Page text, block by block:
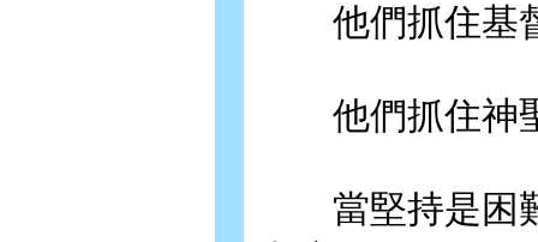
他們抓住基
他們抓住神
當堅持是困難